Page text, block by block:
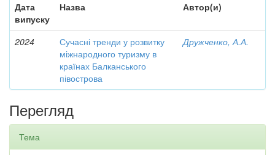
Дата
випуску
Назва Автор(и)
2024
Сучасні тренди у розвитку
міжнародного туризму в
країнах Балканського
півострова
Дружченко, А.А.
Перегляд
Тема